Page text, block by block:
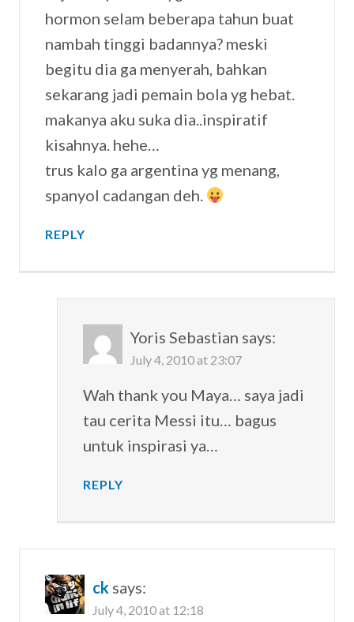
hormon selam beberapa tahun buat
nambah tinggi badannya? meski
begitu dia ga menyerah, bahkan
sekarang jadi pemain bola yg hebat.
makanya aku suka dia..inspiratif
kisahnya. hehe…
trus kalo ga argentina yg menang,
spanyol cadangan deh.
REPLY
Yoris Sebastian says:
July 4, 2010 at 23:07
Wah thank you Maya… saya jadi
tau cerita Messi itu… bagus
untuk inspirasi ya…
REPLY
ck says:
July 4, 2010 at 12:18